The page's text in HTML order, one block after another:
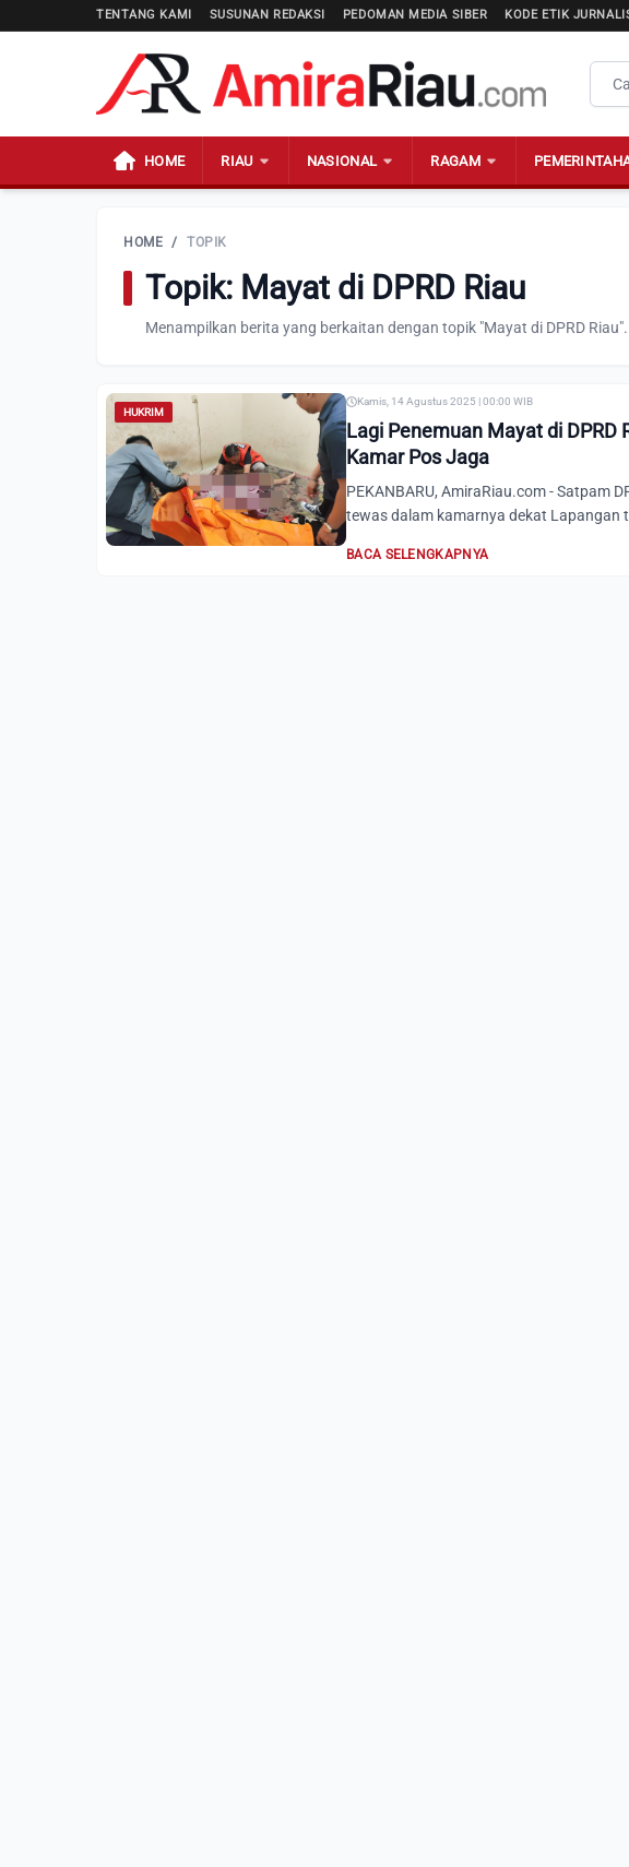
TENTANG KAMI SUSUNAN REDAKSI PEDOMAN MEDIA SIBER KODE ETIK
HOME RIAU NASIONAL RAGAM
HOME / TOPIK
Topik: Mayat di DPRD Riau
Menampilkan berita yang berkaitan dengan topik "Mayat di DPRD Riau".
HUKRIM
Kamis, 14 Agustus 2025 | 00:00 WIB
Lagi Penemuan Mayat di DPRD
Kamar Pos Jaga
PEKANBARU, AmiraRiau.com - Satpam
tewas dalam kamarnya dekat Lapangan
BACA SELENGKAPNYA